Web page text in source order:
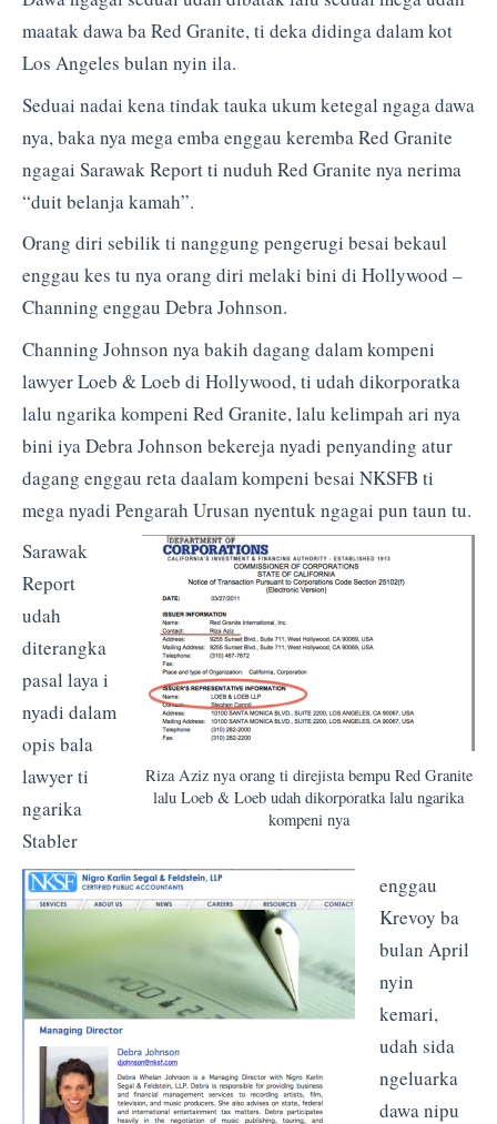
maatak dawa ba Red Granite, ti deka didinga dalam kot
Los Angeles bulan nyin ila.
Seduai nadai kena tindak tauka ukum ketegal ngaga dawa
nya, baka nya mega emba enggau keremba Red Granite
ngagai Sarawak Report ti nuduh Red Granite nya nerima
“duit belanja kamah”.
Orang diri sebilik ti nanggung pengerugi besai bekaul
enggau kes tu nya orang diri melaki bini di Hollywood –
Channing enggau Debra Johnson.
Channing Johnson nya bakih dagang dalam kompeni
lawyer Loeb & Loeb di Hollywood, ti udah dikorporatka
lalu ngarika kompeni Red Granite, lalu kelimpah ari nya
bini iya Debra Johnson bekereja nyadi penyanding atur
dagang enggau reta daalam kompeni besai NKSFB ti
mega nyadi Pengarah Urusan nyentuk ngagai pun taun tu.
Riza Aziz nya orang ti direjista bempu Red Granite
lalu Loeb & Loeb udah dikorporatka lalu ngarika
kompeni nya
Sarawak
Report
udah
diterangka
pasal laya i
nyadi dalam
opis bala
lawyer ti
ngarika
Stabler
enggau
Krevoy ba
bulan April
nyin
kemari,
udah sida
ngeluarka
dawa nipu